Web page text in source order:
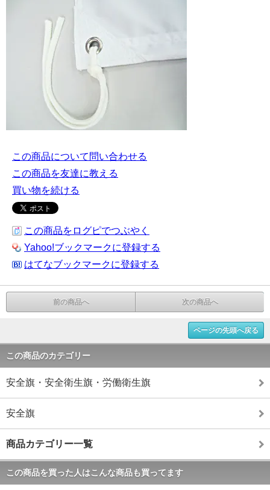
この商品について問い合わせる
この商品を友達に教える
買い物を続ける
この商品をログピでつぶやく
Yahoo!ブックマークに登録する
はてなブックマークに登録する
前の商品へ 次の商品へ
ページの先頭へ戻る
この商品のカテゴリー
安全旗・安全衛生旗・労働衛生旗
安全旗
商品カテゴリー一覧
この商品を買った人はこんな商品も買ってます